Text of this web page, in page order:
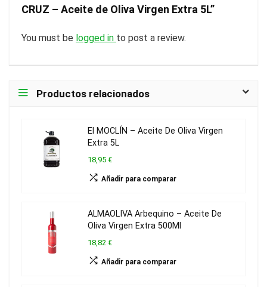
CRUZ – Aceite de Oliva Virgen Extra 5L”
You must be logged in to post a review.
Productos relacionados
El MOCLÍN – Aceite De Oliva Virgen
Extra 5L
18,95 €
Añadir para comparar
ALMAOLIVA Arbequino – Aceite De
Oliva Virgen Extra 500Ml
18,82 €
Añadir para comparar